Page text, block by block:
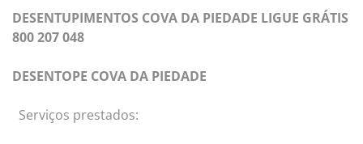
DESENTUPIMENTOS COVA DA PIEDADE LIGUE GRÁTIS
800 207 048
DESENTOPE COVA DA PIEDADE
Serviços prestados: